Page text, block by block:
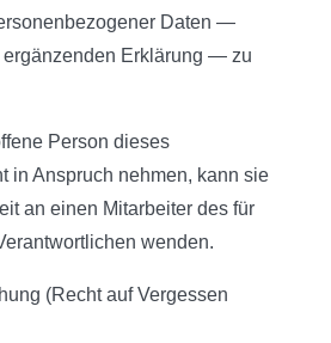
Daten —
ergänzenden Erklärung — zu
Person dieses
in Anspruch nehmen, kann sie
an einen Mitarbeiter des für
wenden.
(Recht auf Vergessen